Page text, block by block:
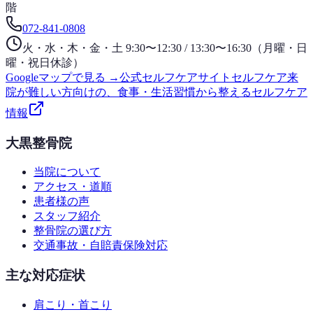
階
072-841-0808
火・水・木・金・土 9:30〜12:30 / 13:30〜16:30（月曜・日
曜・祝日休診）
Googleマップで見る →公式セルフケアサイト セルフケア来
院が難しい方向けの、食事・生活習慣から整えるセルフケア
情報
大黒整骨院
当院について
アクセス・道順
患者様の声
スタッフ紹介
整骨院の選び方
交通事故・自賠責保険対応
主な対応症状
肩こり・首こり